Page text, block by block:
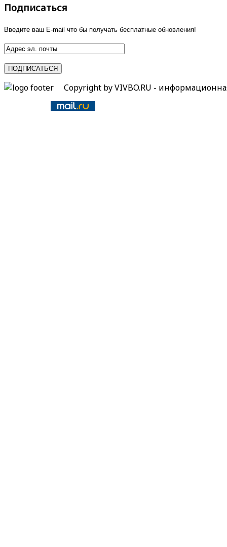
Подписаться
Введите ваш E-mail что бы получать бесплатные обновления!
Copyright by VIVBO.RU -